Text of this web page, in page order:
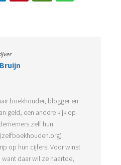
boekhouder, blogger en
geld, een andere kijk op
zelf hun
op hun cijfers. Voor winst
want daar wil ze naartoe,